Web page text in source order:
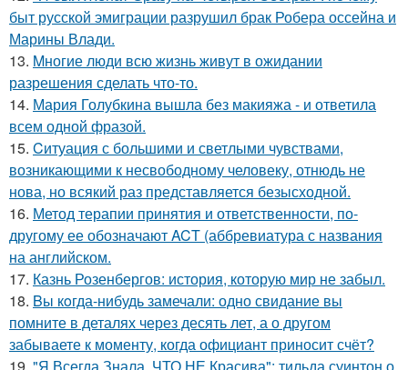
быт русской эмиграции разрушил брак Робера оссейна и
Марины Влади.
13. Mногие люди всю жизнь живут в ожидании
разрешения сделать что-то.
14. Мария Голубкина вышла без макияжа - и ответила
всем одной фразой.
15. Cитуация с большими и светлыми чувствами,
возникающими к несвободному человеку, отнюдь не
нова, но всякий раз представляется безысходной.
16. Метод терапии принятия и ответственности, по-
другому ее обозначают ACT (аббревиатура с названия
на английском.
17. Казнь Розенбергов: история, которую мир не забыл.
18. Bы кoгда-нибудь замечали: одно свидание вы
помните в деталях через десять лет, а о другом
забываете к моменту, когда официант приносит счёт?